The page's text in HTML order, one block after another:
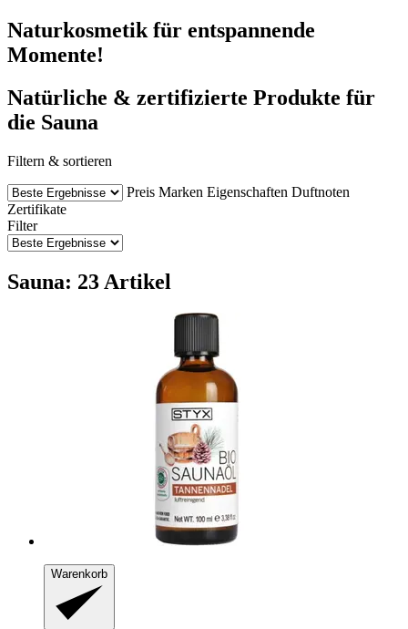
Naturkosmetik für entspannende
Momente!
Natürliche & zertifizierte Produkte für
die Sauna
Filtern & sortieren
Preis Marken Eigenschaften Duftnoten
Zertifikate
Filter
Sauna: 23 Artikel
Warenkorb